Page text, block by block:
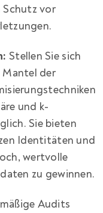
Schutz vor
Stellen Sie sich
Mantel der
und k-
Sie bieten
Identitäten und
wertvolle
zu gewinnen.
Audits